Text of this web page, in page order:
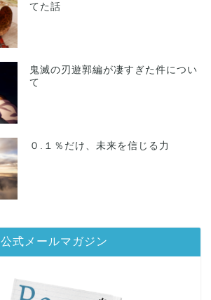
てた話
鬼滅の刃遊郭編が凄すぎた件につい
て
０.１％だけ、未来を信じる力
公式メールマガジン